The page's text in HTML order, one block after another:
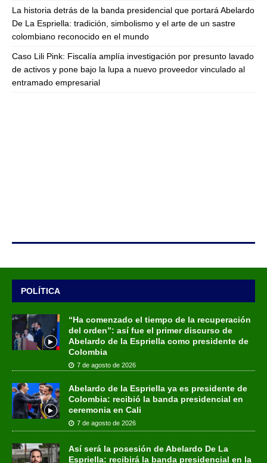
La historia detrás de la banda presidencial que portará Abelardo
De La Espriella: tradición, simbolismo y el arte de un sastre
colombiano reconocido en el mundo
Caso Lili Pink: Fiscalía amplía investigación por presunto lavado
de activos y pone bajo la lupa a nuevo proveedor vinculado al
entramado empresarial
POLÍTICA
“Ha comenzado el tiempo de la recuperación
del orden”: así fue el primer discurso de
Abelardo de la Espriella como presidente de
Colombia
7 de agosto de 2026
Abelardo de la Espriella ya es presidente de
Colombia: recibió la banda presidencial en
ceremonia en Cali
7 de agosto de 2026
Así será la posesión de Abelardo De La
Espriella: recibirá la banda presidencial en la